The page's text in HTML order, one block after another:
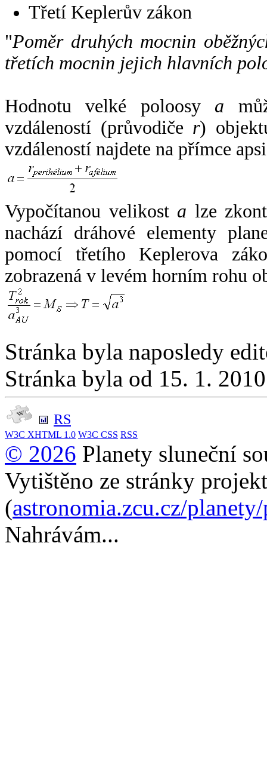
Třetí Keplerův zákon
"Poměr druhých mocnin
třetích mocnin jejich hlavních
Hodnotu velké poloosy a
vzdáleností (průvodiče r)
vzdáleností najdete na přímce
Vypočítanou velikost a lze
nachází dráhové elementy
pomocí třetího Keplerova
zobrazená v levém horním rohu
Stránka byla naposledy
Stránka byla od 15. 1.
RS
W3C XHTML 1.0 W3C CSS RSS
© 2026 Planety sluneční
Vytištěno ze stránky
(astronomia.zcu.cz/
Nahrávám...